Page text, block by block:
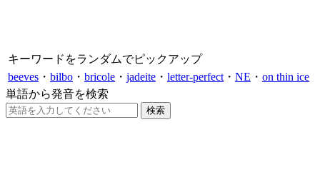
キーワードをランダムでピックアップ
beeves ・ bilbo ・ bricole ・ jadeite ・ letter-perfect ・ NE ・ on thin ice
単語から発音を検索